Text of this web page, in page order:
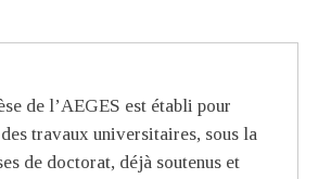
de l’AEGES est établi pour
travaux universitaires, sous la
de doctorat, déjà soutenus et